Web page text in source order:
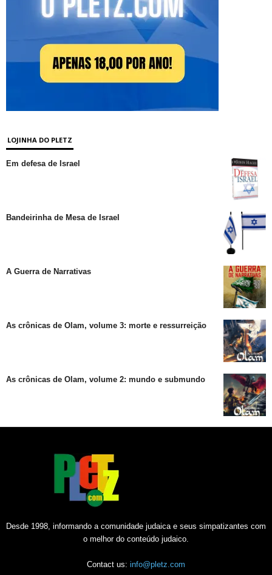
LOJINHA DO PLETZ
Em defesa de Israel
Bandeirinha de Mesa de Israel
A Guerra de Narrativas
As crônicas de Olam, volume 3: morte e ressurreição
As crônicas de Olam, volume 2: mundo e submundo
Desde 1998, informando a comunidade judaica e seus simpatizantes com
o melhor do conteúdo judaico.
Contact us: info@pletz.com